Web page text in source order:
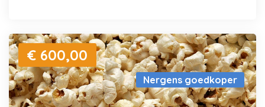
Nergens goedkoper
€ 600,00